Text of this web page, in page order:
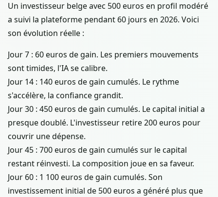
Un investisseur belge avec 500 euros en profil modéré
a suivi la plateforme pendant 60 jours en 2026. Voici
son évolution réelle :
Jour 7 : 60 euros de gain. Les premiers mouvements
sont timides, l'IA se calibre.
Jour 14 : 140 euros de gain cumulés. Le rythme
s'accélère, la confiance grandit.
Jour 30 : 450 euros de gain cumulés. Le capital initial a
presque doublé. L'investisseur retire 200 euros pour
couvrir une dépense.
Jour 45 : 700 euros de gain cumulés sur le capital
restant réinvesti. La composition joue en sa faveur.
Jour 60 : 1 100 euros de gain cumulés. Son
investissement initial de 500 euros a généré plus que